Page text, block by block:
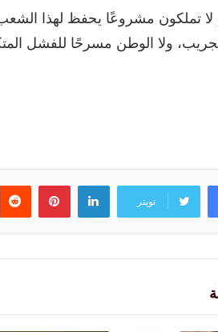
لا تملكون مشروعًا يحفظ لهذا
ولا الوطن مسرحًا للفشل
تويتر
لينكدإن